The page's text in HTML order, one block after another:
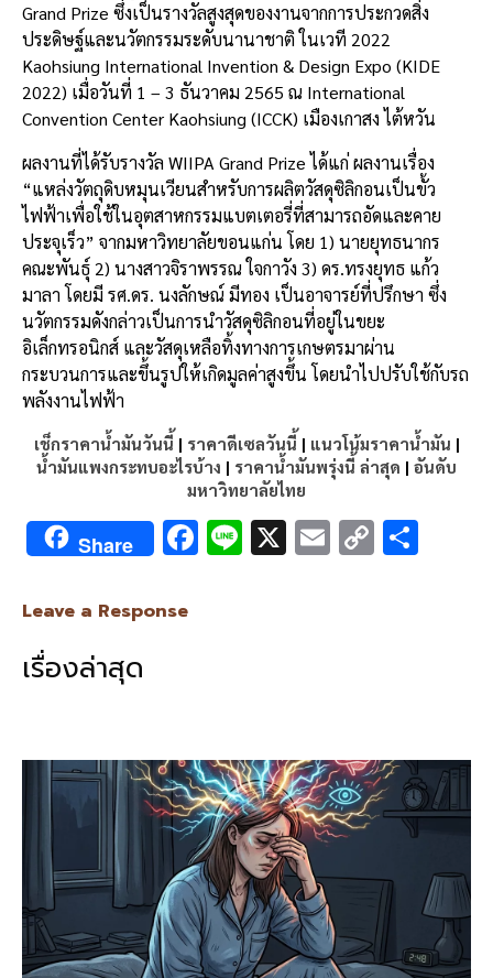
Grand Prize ซึ่งเป็นรางวัลสูงสุดของงานจากการประกวดสิ่ง
ประดิษฐ์และนวัตกรรมระดับนานาชาติ ในเวที 2022
Kaohsiung International Invention & Design Expo (KIDE
2022) เมื่อวันที่ 1 – 3 ธันวาคม 2565 ณ International
Convention Center Kaohsiung (ICCK) เมืองเกาสง ไต้หวัน
ผลงานที่ได้รับรางวัล WIIPA Grand Prize ได้แก่ ผลงานเรื่อง
“แหล่งวัตถุดิบหมุนเวียนสำหรับการผลิตวัสดุซิลิกอนเป็นขั้ว
ไฟฟ้าเพื่อใช้ในอุตสาหกรรมแบตเตอรี่ที่สามารถอัดและคาย
ประจุเร็ว” จากมหาวิทยาลัยขอนแก่น โดย 1) นายยุทธนากร
คณะพันธุ์ 2) นางสาวจิราพรรณ ใจกาวัง 3) ดร.ทรงยุทธ แก้ว
มาลา โดยมี รศ.ดร. นงลักษณ์ มีทอง เป็นอาจารย์ที่ปรึกษา ซึ่ง
นวัตกรรมดังกล่าวเป็นการนำวัสดุซิลิกอนที่อยู่ในขยะ
อิเล็กทรอนิกส์ และวัสดุเหลือทิ้งทางการเกษตรมาผ่าน
กระบวนการและขึ้นรูปให้เกิดมูลค่าสูงขึ้น โดยนำไปปรับใช้กับรถ
พลังงานไฟฟ้า
เช็กราคาน้ำมันวันนี้ | ราคาดีเซลวันนี้ | แนวโน้มราคาน้ำมัน |
น้ำมันแพงกระทบอะไรบ้าง | ราคาน้ำมันพรุ่งนี้ ล่าสุด | อันดับ
มหาวิทยาลัยไทย
Share F
k
Li X E C
Leave a Response
เรื่องล่าสุด